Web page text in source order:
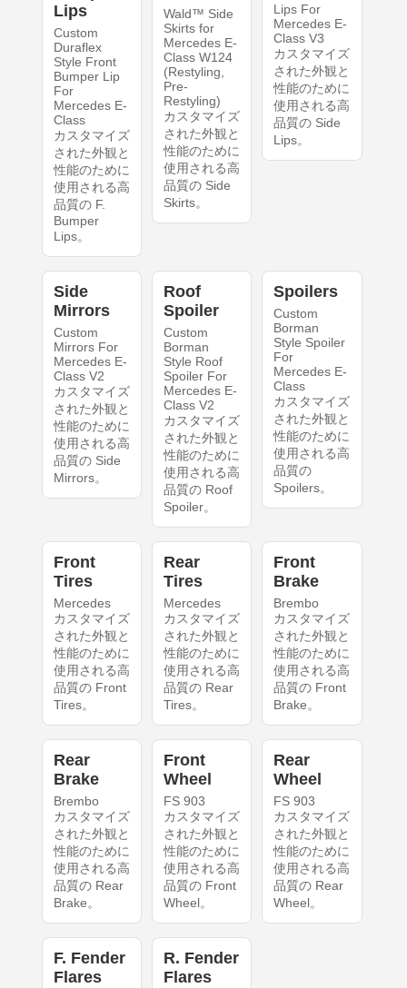
Lips
Custom
Duraflex
Style Front
Bumper Lip
For
Mercedes E-
Class
カスタマイズ
された外観と
性能のために
使用される高
品質の F.
Bumper
Lips。
Wald™ Side
Skirts for
Mercedes E-
Class W124
(Restyling,
Pre-
Restyling)
カスタマイズ
された外観と
性能のために
使用される高
品質の Side
Skirts。
Lips For
Mercedes E-
Class V3
カスタマイズ
された外観と
性能のために
使用される高
品質の Side
Lips。
Side
Mirrors
Custom
Mirrors For
Mercedes E-
Class V2
カスタマイズ
された外観と
性能のために
使用される高
品質の Side
Mirrors。
Roof
Spoiler
Custom
Borman
Style Roof
Spoiler For
Mercedes E-
Class V2
カスタマイズ
された外観と
性能のために
使用される高
品質の Roof
Spoiler。
Spoilers
Custom
Borman
Style Spoiler
For
Mercedes E-
Class
カスタマイズ
された外観と
性能のために
使用される高
品質の
Spoilers。
Front
Tires
Mercedes
カスタマイズ
された外観と
性能のために
使用される高
品質の Front
Tires。
Rear
Tires
Mercedes
カスタマイズ
された外観と
性能のために
使用される高
品質の Rear
Tires。
Front
Brake
Brembo
カスタマイズ
された外観と
性能のために
使用される高
品質の Front
Brake。
Rear
Brake
Brembo
カスタマイズ
された外観と
性能のために
使用される高
品質の Rear
Brake。
Front
Wheel
FS 903
カスタマイズ
された外観と
性能のために
使用される高
品質の Front
Wheel。
Rear
Wheel
FS 903
カスタマイズ
された外観と
性能のために
使用される高
品質の Rear
Wheel。
F. Fender
Flares
R. Fender
Flares